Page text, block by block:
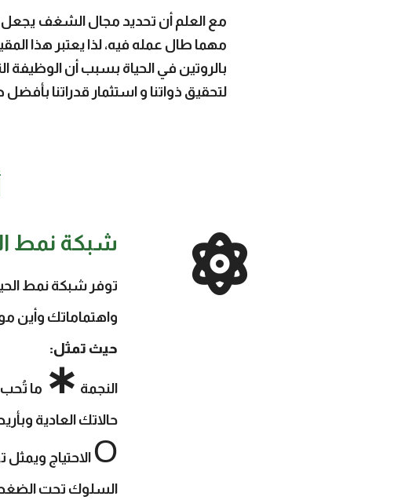
مع العلم أن تحديد مجال الشغف
مهما طال عمله فيه، لذا يعتبر هذا
بالروتين في الحياة بسبب أن
لتحقيق ذواتنا و استثمار قدراتنا بأفضل
شبكة نمط
توفر شبكة نمط
واهتماماتك وأين
حيث تمثل:
النجمة ∗ ما تُحب
حالاتك العادية
Ο الاحتياج
السلوك تحت الضغط،